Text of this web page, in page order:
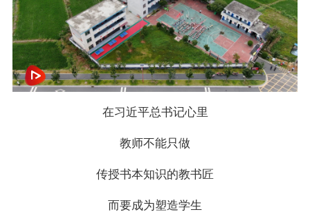
在习近平总书记心里
教师不能只做
传授书本知识的教书匠
而要成为塑造学生